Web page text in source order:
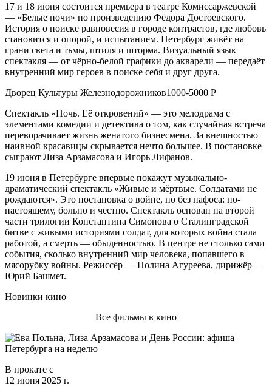
17 и 18 июня состоится премьера в театре Комиссаржевской
— «Белые ночи» по произведению Фёдора Достоевского.
История о поиске равновесия в городе контрастов, где любовь
становится и опорой, и испытанием. Петербург живёт на
грани света и тьмы, штиля и шторма. Визуальный язык
спектакля — от чёрно-белой графики до акварели — передаёт
внутренний мир героев в поиске себя и друг друга.
Дворец Культуры Железнодорожников1000-5000 Р
Спектакль «Ночь. Её откровений» — это мелодрама с
элементами комедии и детектива о том, как случайная встреча
переворачивает жизнь женатого бизнесмена. За внешностью
наивной красавицы скрывается нечто большее. В постановке
сыграют Лиза Арзамасова и Игорь Лифанов.
19 июня в Петербурге впервые покажут музыкально-
драматический спектакль «Живые и мёртвые. Солдатами не
рождаются». Это постановка о войне, но без пафоса: по-
настоящему, больно и честно. Спектакль основан на второй
части трилогии Константина Симонова о Сталинградской
битве с живыми историями солдат, для которых война стала
работой, а смерть — обыденностью. В центре не столько сами
события, сколько внутренний мир человека, попавшего в
мясорубку войны. Режиссёр — Полина Агуреева, дирижёр —
Юрий Башмет.
Новинки кино
Все фильмы в кино
В прокате с
12 июня 2025 г.